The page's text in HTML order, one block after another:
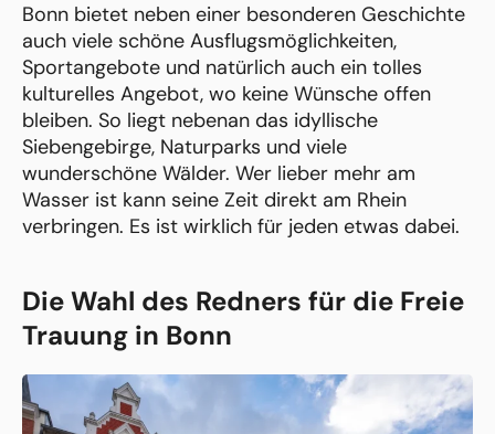
Bonn bietet neben einer besonderen Geschichte
auch viele schöne Ausflugsmöglichkeiten,
Sportangebote und natürlich auch ein tolles
kulturelles Angebot, wo keine Wünsche offen
bleiben. So liegt nebenan das idyllische
Siebengebirge, Naturparks und viele
wunderschöne Wälder. Wer lieber mehr am
Wasser ist kann seine Zeit direkt am Rhein
verbringen. Es ist wirklich für jeden etwas dabei.
Die Wahl des Redners für die Freie
Trauung in Bonn